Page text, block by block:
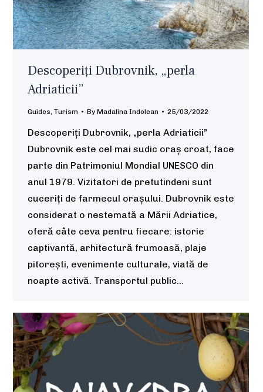
Descoperiți Dubrovnik, „perla
Adriaticii”
Guides,Turism ByMadalina Indolean 25/03/2022
Descoperiți Dubrovnik, „perla Adriaticii”
Dubrovnik este cel mai sudic oraș croat, face
parte din Patrimoniul Mondial UNESCO din
anul 1979. Vizitatori de pretutindeni sunt
cuceriți de farmecul orașului. Dubrovnik este
considerat o nestemată a Mării Adriatice,
oferă câte ceva pentru fiecare: istorie
captivantă, arhitectură frumoasă, plaje
pitorești, evenimente culturale, viată de
noapte activă. Transportul public…